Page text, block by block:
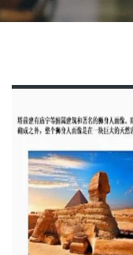
الطلاب
هيئة التدريس
الدراسات العليا
الخريجين